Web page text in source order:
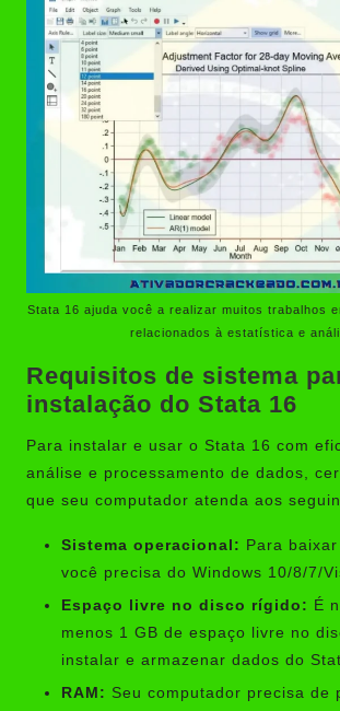
Stata 16 ajuda você a realizar muitos trabalhos
relacionados à estatística e
Requisitos de sistema
instalação do Stata 16
Para instalar e usar o Stata 16 com
análise e processamento de dados,
que seu computador atenda aos
Sistema operacional: Para
você precisa do Windows 10/8/7/
Espaço livre no disco rígido: É
menos 1 GB de espaço livre no
instalar e armazenar dados do
RAM: Seu computador precisa de